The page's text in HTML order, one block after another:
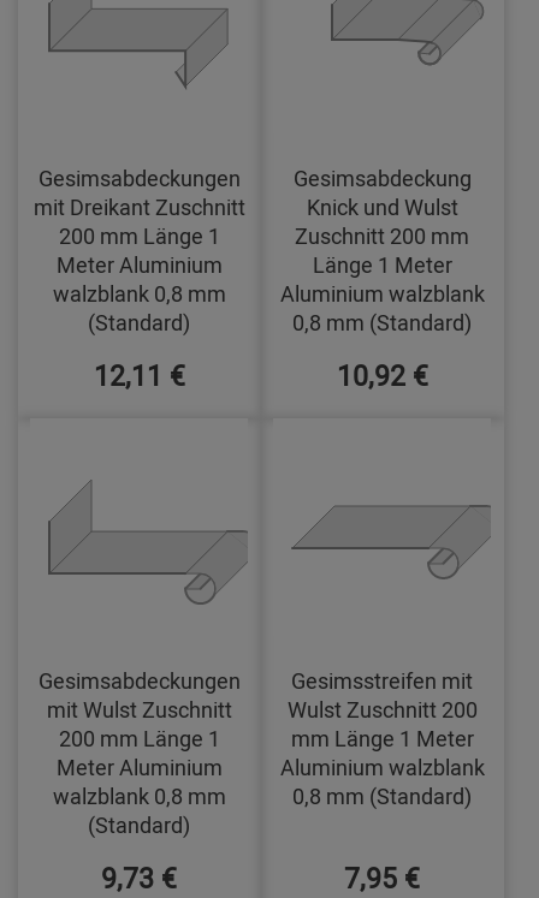
Gesimsabdeckungen
mit Dreikant Zuschnitt
200 mm Länge 1
Meter Aluminium
walzblank 0,8 mm
(Standard)
12,11 €
Gesimsabdeckung
Knick und Wulst
Zuschnitt 200 mm
Länge 1 Meter
Aluminium walzblank
0,8 mm (Standard)
10,92 €
Gesimsabdeckungen
mit Wulst Zuschnitt
200 mm Länge 1
Meter Aluminium
walzblank 0,8 mm
(Standard)
9,73 €
Gesimsstreifen mit
Wulst Zuschnitt 200
mm Länge 1 Meter
Aluminium walzblank
0,8 mm (Standard)
7,95 €